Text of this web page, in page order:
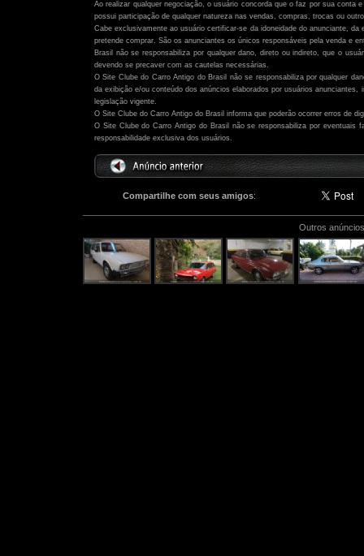
Ao realizar qualquer negociação, o usuário concorda que o faz por sua conta
possui participação de qualquer natureza nas vendas, compras, trocas ou
Cabe exclusivamente ao usuário certificar-se da idoneidade do anunciante,
pretende comprar. São os anunciantes os únicos responsáveis pela venda e
Brasil não se responsabiliza por qualquer dano, direto ou indireto, que o
devendo se precaver com as cautelas necessárias.
O Site Clube do Carro Antigo do Brasil não se responsabiliza por qualquer
da exibição e/ou conteúdo dos anúncios elaborados por usuários
legislação vigente.
O Site Clube do Carro Antigo do Brasil informa que poderão ocorrer erros de
O Site Clube do Carro Antigo do Brasil não se responsabiliza por eventuais
responsabilidade exclusiva dos usuários.
Compartilhe com seus amigos:
Outros